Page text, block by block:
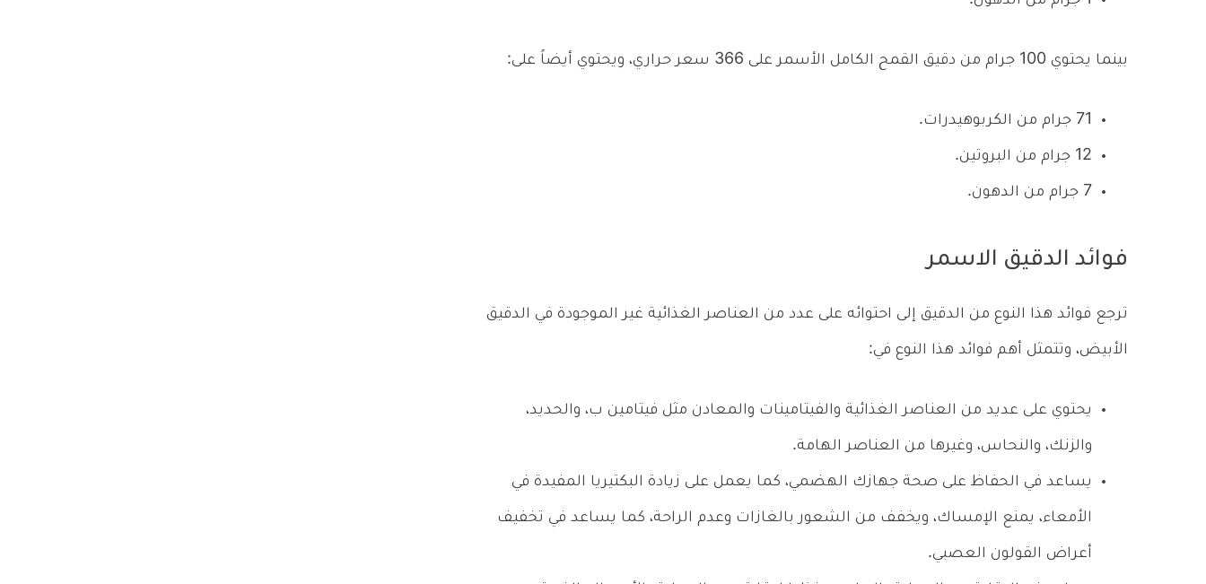
بينما يحتوي 100 جرام من دقيق القمح الكامل الأسمر على 366 سعر حراري، ويحتوي أيضاً على:
71 جرام من الكربوهيدرات.
12 جرام من البروتين.
7 جرام من الدهون.
فوائد الدقيق الاسمر
ترجع فوائد هذا النوع من الدقيق إلى احتوائه على عدد من العناصر الغذائية غير الموجودة في الدقيق
الأبيض، وتتمثل أهم فوائد هذا النوع في:
يحتوي على عديد من العناصر الغذائية والفيتامينات والمعادن مثل فيتامين ب، والحديد،
والزنك، والنحاس، وغيرها من العناصر الهامة.
يساعد في الحفاظ على صحة جهازك الهضمي، كما يعمل على زيادة البكتيريا المفيدة في
الأمعاء، يمنع الإمساك، ويخفف من الشعور بالغازات وعدم الراحة، كما يساعد في تخفيف
أعراض القولون العصبي.